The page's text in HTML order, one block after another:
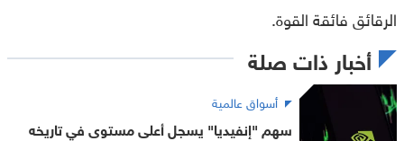
الرقائق فائقة القوة.
أخبار ذات صلة
أسواق عالمية
سهم "إنفيديا" يسجل أعلى مستوى في تاريخه